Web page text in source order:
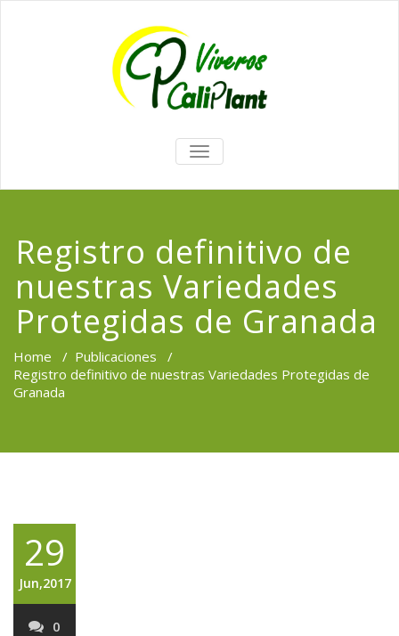
TOGGLE
NAVIGATION
Registro definitivo de
nuestras Variedades
Protegidas de Granada
Home / Publicaciones /
Registro definitivo de nuestras Variedades Protegidas de
Granada
29
Jun,2017
0